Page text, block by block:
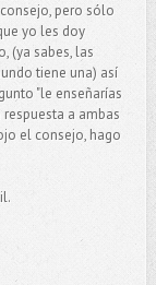
pero sólo
yo les doy
(ya sabes, las
tiene una) así
"le enseñarías
a ambas
el consejo, hago